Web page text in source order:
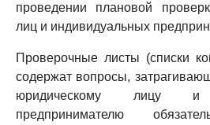
проведении плановой
лиц и индивидуальных
Проверочные листы (списки
содержат вопросы,
юридическому лицу и
предпринимателю